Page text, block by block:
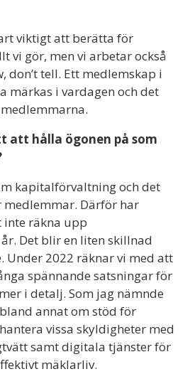
viktigt att berätta för
vi gör, men vi arbetar också
don’t tell. Ett medlemskap i
märkas i vardagen och det
att hålla ögonen på som
kapitalförvaltning och det
medlemmar. Därför har
inte räkna upp
Det blir en liten skillnad
2022 räknar vi med att
spännande satsningar för
i detalj. Som jag nämnde
annat om stöd för
vissa skyldigheter med
samt digitala tjänster för
mäklarliv.